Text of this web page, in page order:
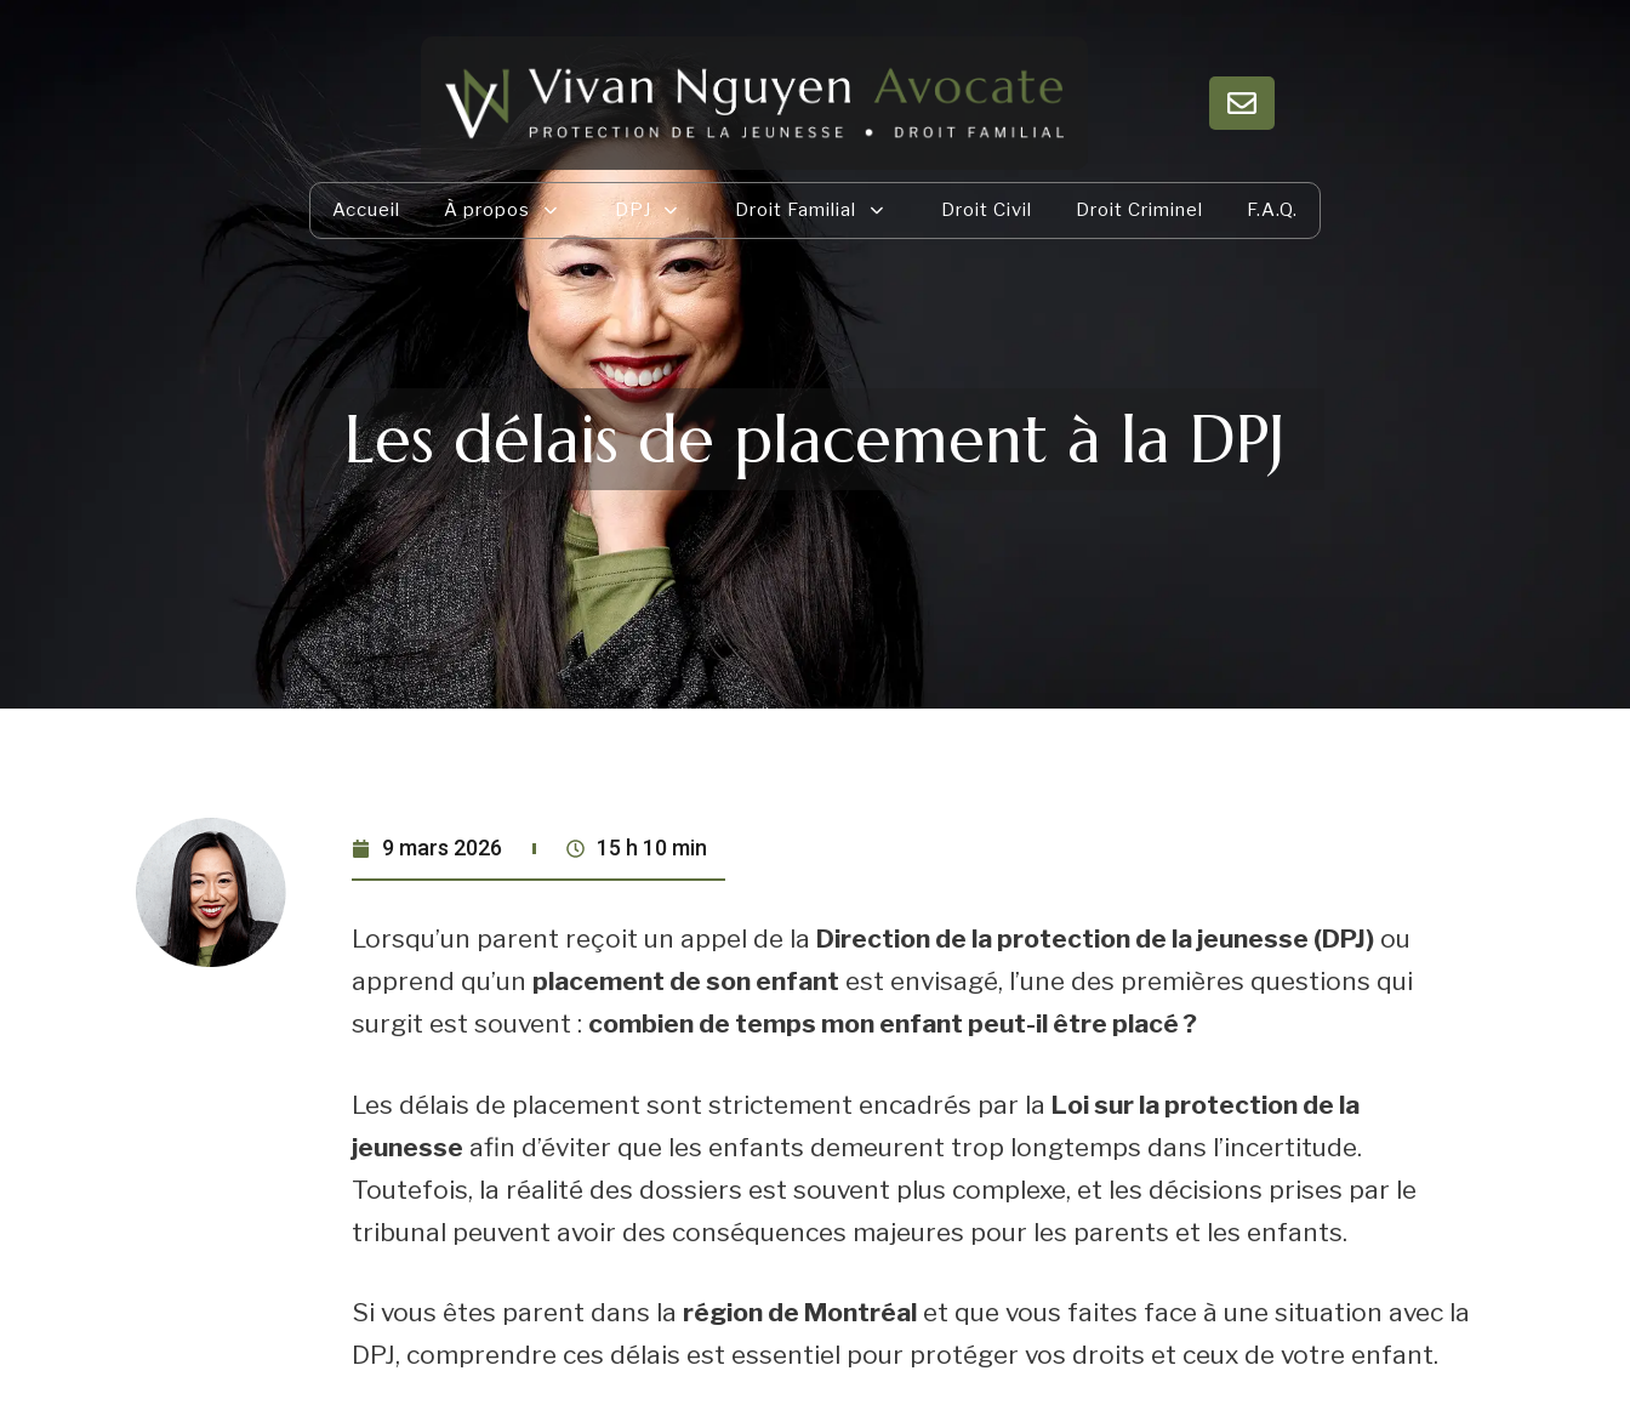
Accueil À propos DPJ Droit Familial Droit Civil Droit Criminel F.A.Q.
Les délais de placement à la DPJ
9 mars 2026 15 h 10 min
Lorsqu’un parent reçoit un appel de la Direction de la protection de la jeunesse (DPJ)ou
apprend qu’un placement de son enfant est envisagé, l’une des premières questions qui
surgit est souvent : combien de temps mon enfant peut-il être placé ?
Les délais de placement sont strictement encadrés par la Loi sur la protection de la
jeunesse afin d’éviter que les enfants demeurent trop longtemps dans l’incertitude.
Toutefois, la réalité des dossiers est souvent plus complexe, et les décisions prises par le
tribunal peuvent avoir des conséquences majeures pour les parents et les enfants.
Si vous êtes parent dans la région de Montréalet que vous faites face à une situation avec la
DPJ, comprendre ces délais est essentiel pour protéger vos droits et ceux de votre enfant.